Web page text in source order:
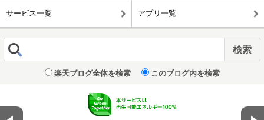
サービス一覧 アプリ一覧
楽天ブログ全体を検索 このブログ内を検索